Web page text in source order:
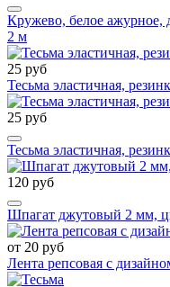
Кружево, белое ажурное,
2 м
25 руб
Тесьма эластичная,
25 руб
Тесьма эластичная,
120 руб
Шпагат джутовый 2 мм,
от 20 руб
Лента репсовая с